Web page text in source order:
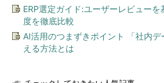
ERP選定ガイド:ユーザーレビュー
度を徹底比較
AI活用のつまずきポイント 「社内
える方法とは